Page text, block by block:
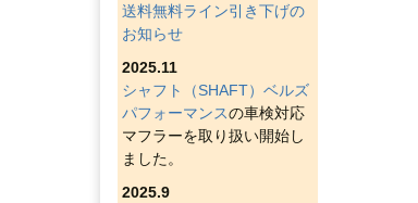
送料無料ライン引き下げの
お知らせ
2025.11
シャフト（SHAFT）ベルズ
パフォーマンスの車検対応
マフラーを取り扱い開始し
ました。
2025.9